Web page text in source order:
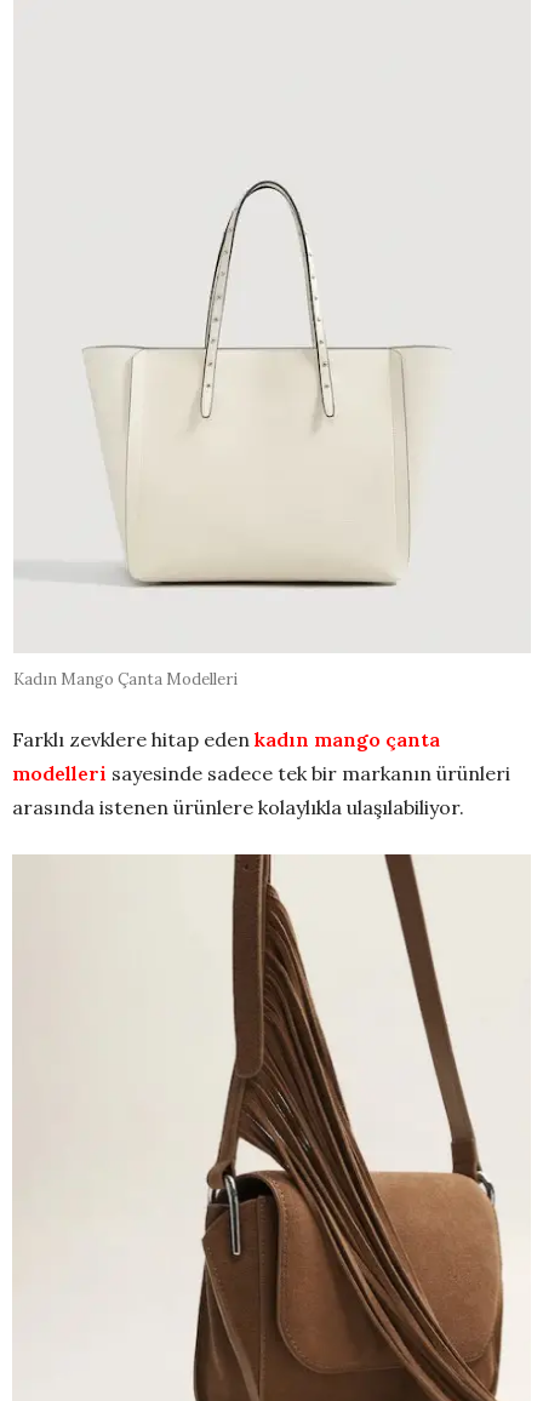
Kadın Mango Çanta Modelleri
Farklı zevklere hitap eden kadın mango çanta
modelleri sayesinde sadece tek bir markanın ürünleri
arasında istenen ürünlere kolaylıkla ulaşılabiliyor.